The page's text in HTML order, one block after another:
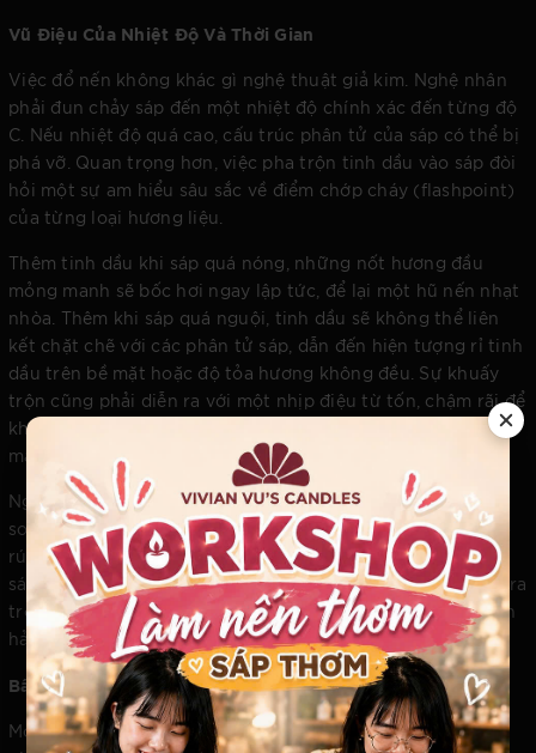
Vũ Điệu Của Nhiệt Độ Và Thời Gian
Việc đổ nến không khác gì nghệ thuật giả kim. Nghệ nhân
phải đun chảy sáp đến một nhiệt độ chính xác đến từng độ
C. Nếu nhiệt độ quá cao, cấu trúc phân tử của sáp có thể bị
phá vỡ. Quan trọng hơn, việc pha trộn tinh dầu vào sáp đòi
hỏi một sự am hiểu sâu sắc về điểm chớp cháy (flashpoint)
của từng loại hương liệu.
Thêm tinh dầu khi sáp quá nóng, những nốt hương đầu
mỏng manh sẽ bốc hơi ngay lập tức, để lại một hũ nến nhạt
nhòa. Thêm khi sáp quá nguội, tinh dầu sẽ không thể liên
kết chặt chẽ với các phân tử sáp, dẫn đến hiện tượng rỉ tinh
dầu trên bề mặt hoặc độ tỏa hương không đều. Sự khuấy
trộn cũng phải diễn ra với một nhịp điệu từ tốn, chậm rãi để
không tạo ra bọt khí ẩn bên trong, phá hỏng kết cấu mịn
màng của khối sáp.
Ngay cả nhiệt độ của vỏ ly thủy tinh cũng phải được kiểm
soát. Ly quá lạnh khi tiếp xúc với sáp nóng sẽ khiến sáp co
rút nhanh, tạo ra những bọng khí xấu xí hoặc hiện tượng
sáp tách khỏi thành ly (wet spots). Mọi thao tác phải diễn ra
trong một môi trường được duy trì nhiệt độ và độ ẩm hoàn
hảo.
Bấc Nến: Trái Tim Nhịp Đập Của Ánh Sáng
Một chi tiết thường bị người dùng lướt qua nhưng lại nắm